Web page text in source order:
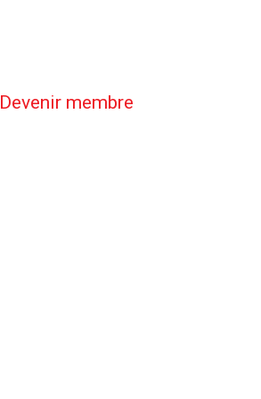
Devenir membre